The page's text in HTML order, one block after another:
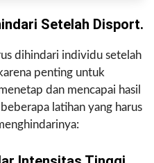
Setelah Disport.
dihindari individu setelah
penting untuk
dan mencapai hasil
latihan yang harus